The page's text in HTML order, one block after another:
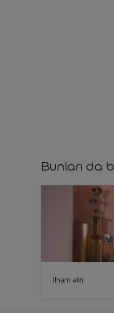
Bunları da
İlham alın